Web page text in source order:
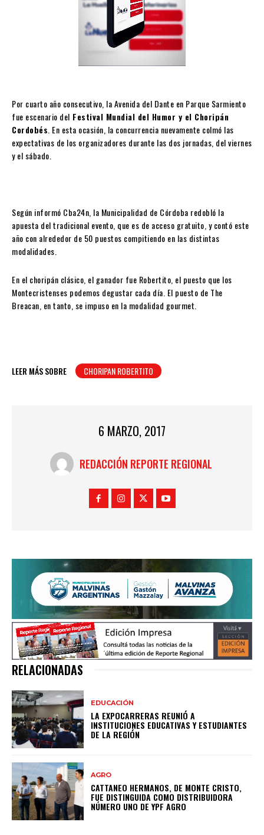
Por cuarto año consecutivo, la Avenida del Dante en Parque Sarmiento
fue escenario del Festival Mundial del Humor y el Choripán
Cordobés. En esta ocasión, la concurrencia nuevamente colmó las
expectativas de los organizadores durante las dos jornadas, del viernes
y el sábado.
Según informó Cba24n, la Municipalidad de Córdoba redobló la
apuesta del tradicional evento, que es de acceso gratuito, y contó este
año con alrededor de 50 puestos compitiendo en las distintas
modalidades.
En el choripán clásico, el ganador fue Robertito, el puesto que los
Montecristenses podemos degustar cada día. El puesto de The
Breacan, en tanto, se impuso en la modalidad gourmet.
LEER MÁS SOBRE CHORIPAN ROBERTITO
6 MARZO, 2017
REDACCIÓN REPORTE REGIONAL
RELACIONADAS
EDUCACIÓN
LA EXPOCARRERAS REUNIÓ A
INSTITUCIONES EDUCATIVAS Y ESTUDIANTES
DE LA REGIÓN
AGRO
CATTANEO HERMANOS, DE MONTE CRISTO,
FUE DISTINGUIDA COMO DISTRIBUIDORA
NÚMERO UNO DE YPF AGRO